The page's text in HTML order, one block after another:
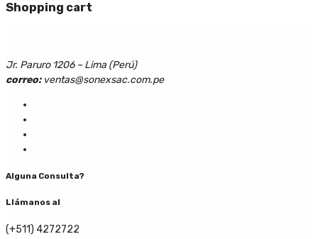
Shopping cart
Jr. Paruro 1206 – Lima (Perú)
correo:ventas@sonexsac.com.pe
Alguna Consulta?
Llámanos al
(+511) 4272722